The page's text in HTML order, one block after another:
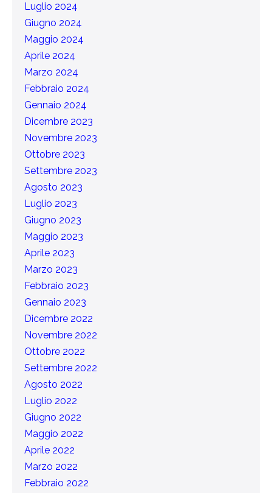
Luglio 2024
Giugno 2024
Maggio 2024
Aprile 2024
Marzo 2024
Febbraio 2024
Gennaio 2024
Dicembre 2023
Novembre 2023
Ottobre 2023
Settembre 2023
Agosto 2023
Luglio 2023
Giugno 2023
Maggio 2023
Aprile 2023
Marzo 2023
Febbraio 2023
Gennaio 2023
Dicembre 2022
Novembre 2022
Ottobre 2022
Settembre 2022
Agosto 2022
Luglio 2022
Giugno 2022
Maggio 2022
Aprile 2022
Marzo 2022
Febbraio 2022